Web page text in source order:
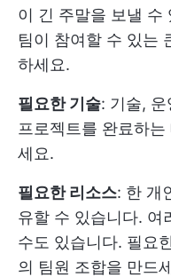
이 긴 주말을 보낼 수
팀이 참여할 수 있는
하세요.
필요한 기술: 기술,
프로젝트를 완료하
세요.
필요한 리소스: 한 개
유할 수 있습니다. 여
수도 있습니다. 필요
의 팀원 조합을 만드